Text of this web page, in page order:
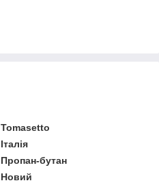
Tomasetto
Італія
Пропан-бутан
Новий